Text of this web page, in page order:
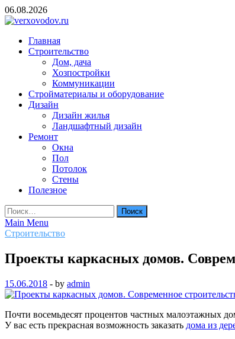
Skip
to
06.08.2026
verxovodov.ru
Ремонт и строительство
Главная
Строительство
Дом, дача
Хозпостройки
Коммуникации
Стройматериалы и оборудование
Дизайн
Дизайн жилья
Ландшафтный дизайн
Ремонт
Окна
Пол
Потолок
Стены
Полезное
Найти:
Main Menu
Строительство
Проекты каркасных домов.
15.06.2018 - by admin
Почти восемьдесят процентов частных малоэтажных
У вас есть прекрасная возможность заказать дома из